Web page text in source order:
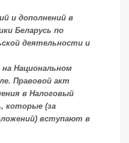
и дополнений в
Беларусь по
деятельности и
на Национальном
Правовой акт
в Налоговый
которые (за
вступают в